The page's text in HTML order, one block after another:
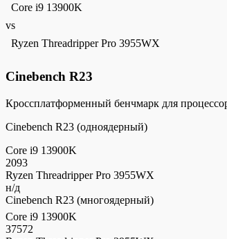
Core i9 13900K
vs
Ryzen Threadripper Pro 3955WX
Cinebench R23
Кроссплатформенный бенчмарк для
Cinebench R23 (одноядерный)
Core i9 13900K
2093
Ryzen Threadripper Pro 3955WX
н/д
Cinebench R23 (многоядерный)
Core i9 13900K
37572